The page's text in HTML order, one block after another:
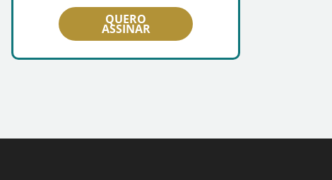
QUERO
ASSINAR